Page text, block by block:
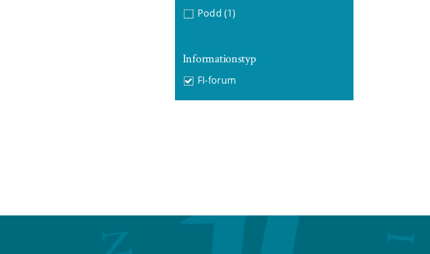
Podd (1)
Informationstyp
FI-forum